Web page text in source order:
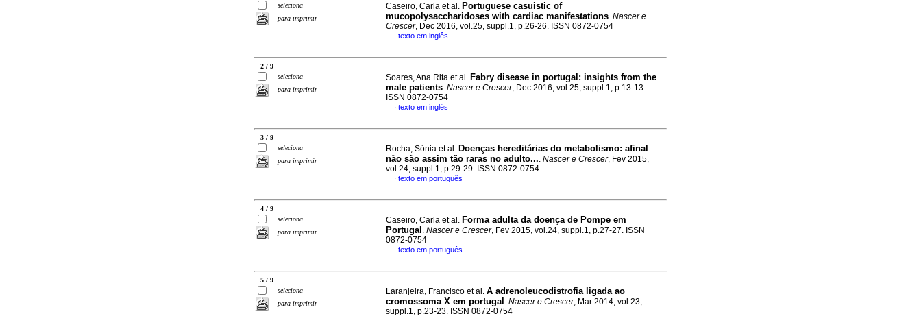
seleciona
para imprimir
Caseiro, Carla et al. Portuguese casuistic of
mucopolysaccharidoses with cardiac manifestations. Nascer e
Crescer, Dec 2016, vol.25, suppl.1, p.26-26. ISSN 0872-0754
· texto em inglês
2 / 9
seleciona
para imprimir
Soares, Ana Rita et al. Fabry disease in portugal : insights from the
male patients. Nascer e Crescer, Dec 2016, vol.25, suppl.1, p.13-13.
ISSN 0872-0754
· texto em inglês
3 / 9
seleciona
para imprimir
Rocha, Sónia et al. Doenças hereditárias do metabolismo: afinal
não são assim tão raras no adulto.... Nascer e Crescer, Fev 2015,
vol.24, suppl.1, p.29-29. ISSN 0872-0754
· texto em português
4 / 9
seleciona
para imprimir
Caseiro, Carla et al. Forma adulta da doença de Pompe em
Portugal . Nascer e Crescer, Fev 2015, vol.24, suppl.1, p.27-27. ISSN
0872-0754
· texto em português
5 / 9
seleciona
para imprimir
Laranjeira, Francisco et al. A adrenoleucodistrofia ligada ao
cromossoma X em portugal . Nascer e Crescer, Mar 2014, vol.23,
suppl.1, p.23-23. ISSN 0872-0754